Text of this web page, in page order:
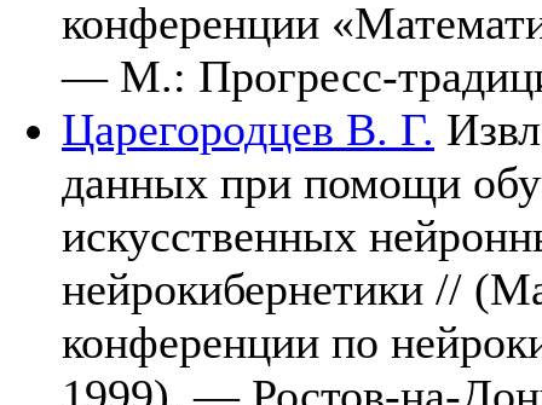
конференции
— М.: Прогресс-
Царегородцев В. Г.
данных при помощи
искусственных
нейрокибернетики //
конференции по